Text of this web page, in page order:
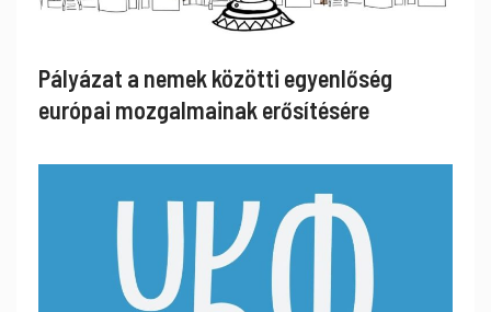
Pályázat a nemek közötti egyenlőség
európai mozgalmainak erősítésére